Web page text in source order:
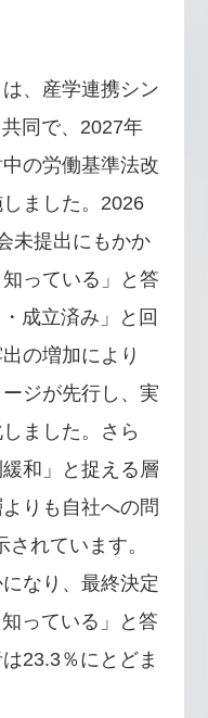
、産学連携シン
同で、2027年
の労働基準法改
ました。2026
未提出にもかか
っている」と答
成立済み」と回
の増加により
ジが先行し、実
ました。さら
和」と捉える層
りも自社への問
れています。
なり、最終決定
っている」と答
23.3％にとどま